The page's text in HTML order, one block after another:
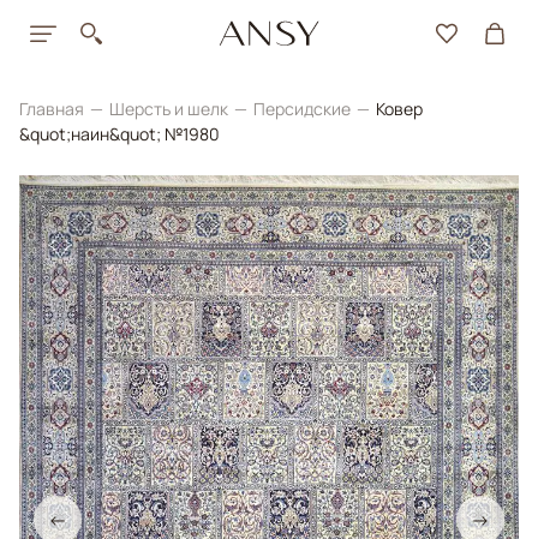
Главная Шерсть и шелк Персидские
Ковер
&quot;наин&quot; №1980
← →